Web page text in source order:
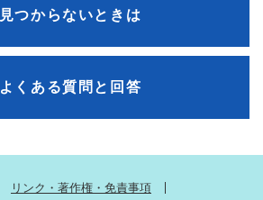
見つからないときは
よくある質問と回答
リンク・著作権・免責事項